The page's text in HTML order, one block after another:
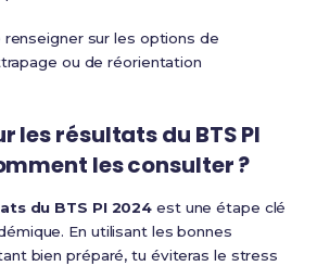
renseigner sur les options de
ou de réorientation
les résultats du BTS PI
les consulter ?
du BTS PI 2024 est une étape clé
En utilisant les bonnes
bien préparé, tu éviteras le stress